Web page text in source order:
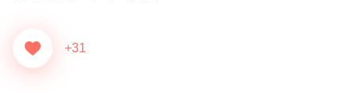
+31